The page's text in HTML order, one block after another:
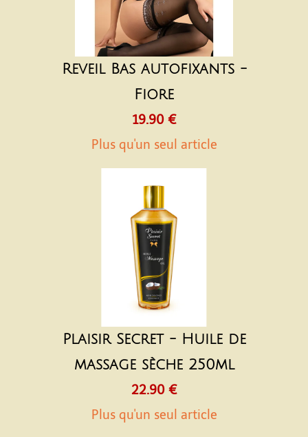
Reveil Bas autofixants -
Fiore
19.90 €
Plus qu'un seul article
Plaisir Secret - Huile de
massage sèche 250ml
22.90 €
Plus qu'un seul article